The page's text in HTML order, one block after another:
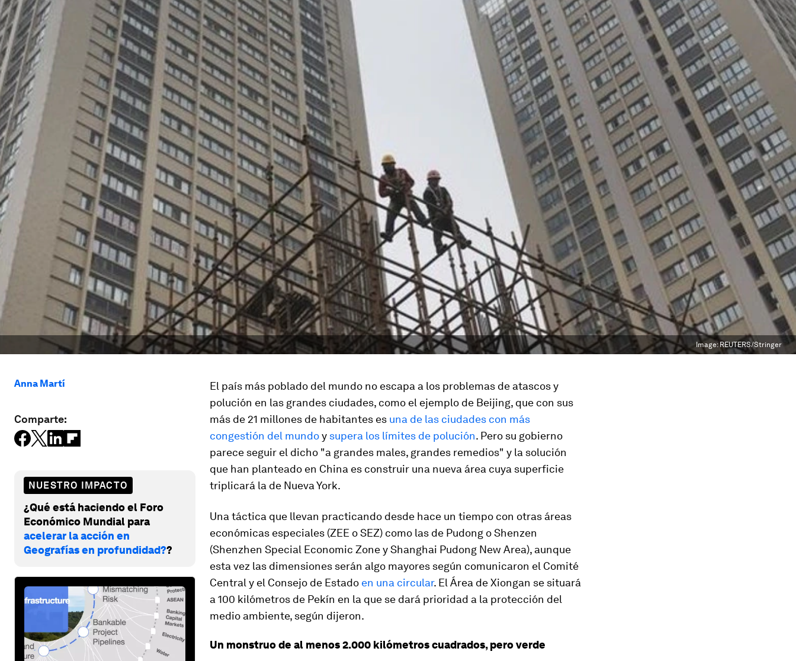
Image:REUTERS/Stringer
Anna Martí
Comparte:
NUESTRO IMPACTO
¿Qué está haciendo el Foro
Económico Mundial para
acelerar la acción en
Geografías en profundidad??
El país más poblado del mundo no escapa a los problemas de atascos y
polución en las grandes ciudades, como el ejemplo de Beijing, que con sus
más de 21 millones de habitantes es una de las ciudades con más
congestión del mundoy supera los límites de polución. Pero su gobierno
parece seguir el dicho "a grandes males, grandes remedios" y la solución
que han planteado en China es construir una nueva área cuya superficie
triplicará la de Nueva York.
Una táctica que llevan practicando desde hace un tiempo con otras áreas
económicas especiales (ZEE o SEZ) como las de Pudong o Shenzen
(Shenzhen Special Economic Zone y Shanghai Pudong New Area), aunque
esta vez las dimensiones serán algo mayores según comunicaron el Comité
Central y el Consejo de Estado en una circular. El Área de Xiongan se situará
a 100 kilómetros de Pekín en la que se dará prioridad a la protección del
medio ambiente, según dijeron.
Un monstruo de al menos 2.000 kilómetros cuadrados, pero verde